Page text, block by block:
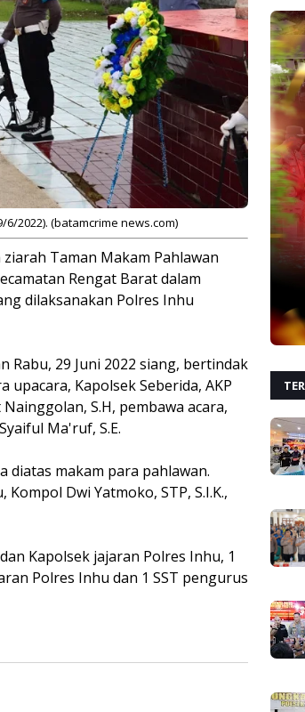
2022). (batamcrime news.com)
ziarah Taman Makam Pahlawan
Rengat Barat dalam
dilaksanakan Polres Inhu
Rabu, 29 Juni 2022 siang, bertindak
Kapolsek Seberida, AKP
S.H, pembawa acara,
Ma'ruf, S.E.
diatas makam para pahlawan.
Dwi Yatmoko, STP, S.I.K.,
Kapolsek jajaran Polres Inhu, 1
Polres Inhu dan 1 SST pengurus